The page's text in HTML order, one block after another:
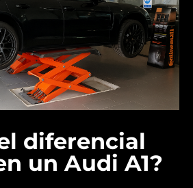
diferencial
un Audi A1?